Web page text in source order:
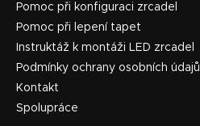
Pomoc při konfiguraci zrcadel
Pomoc při lepení tapet
Instruktáž k montáži LED zrcadel
Podmínky ochrany osobních údajů
Kontakt
Spolupráce